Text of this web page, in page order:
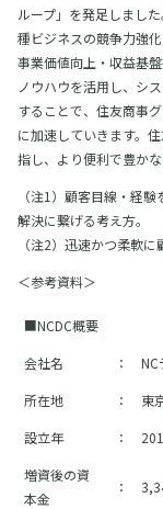
ループ」を発足しまし
種ビジネスの競争力強
事業価値向上・収益基
ノウハウを活用し、シ
することで、住友商事
に加速していきます。
指し、より便利で豊か
（注1）顧客目線・経
解決に繋げる考え方。
（注2）迅速かつ柔軟
＜参考資料＞
■NCDC概要
会社名
：
所在地
：
東
設立年
：
増資後の資
本金
：